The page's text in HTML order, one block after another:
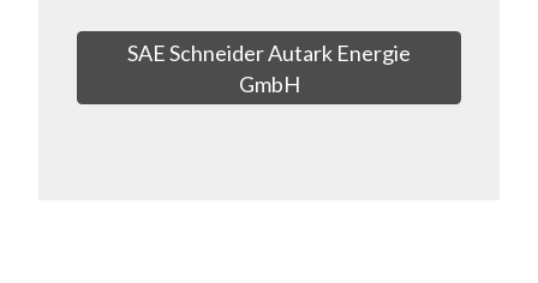
SAE Schneider Autark Energie
GmbH